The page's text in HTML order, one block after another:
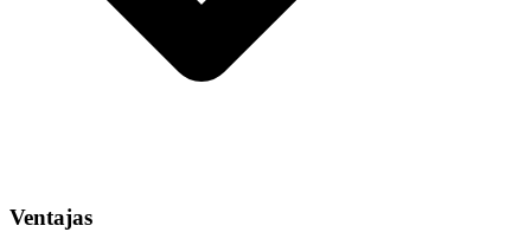
Ventajas